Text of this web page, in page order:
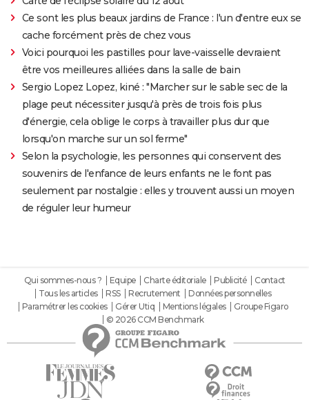
Ce sont les plus beaux jardins de France : l'un d'entre eux se
cache forcément près de chez vous
Voici pourquoi les pastilles pour lave-vaisselle devraient
être vos meilleures alliées dans la salle de bain
Sergio Lopez Lopez, kiné : "Marcher sur le sable sec de la
plage peut nécessiter jusqu'à près de trois fois plus
d'énergie, cela oblige le corps à travailler plus dur que
lorsqu'on marche sur un sol ferme"
Selon la psychologie, les personnes qui conservent des
souvenirs de l'enfance de leurs enfants ne le font pas
seulement par nostalgie : elles y trouvent aussi un moyen
de réguler leur humeur
Qui sommes-nous ? Equipe Charte éditoriale Publicité
Contact
Tous les articles
RSS Recrutement
Données personnelles
Paramétrer les cookies
Gérer Utiq Mentions légales
Groupe Figaro
© 2026 CCM Benchmark